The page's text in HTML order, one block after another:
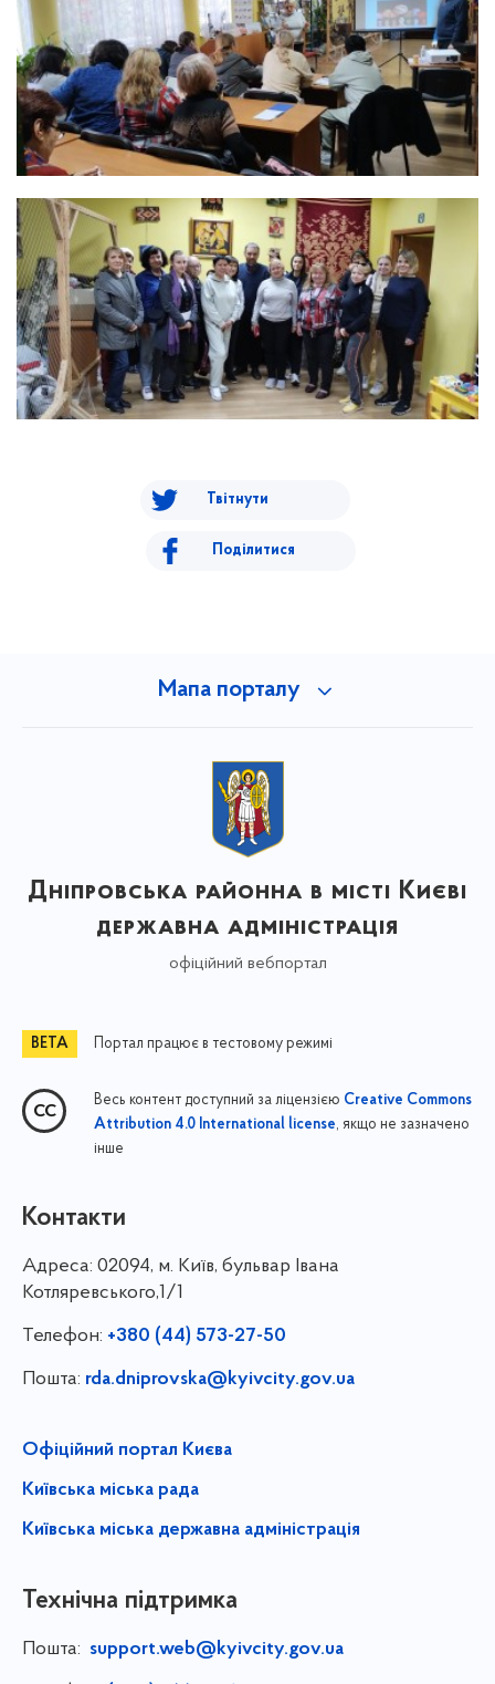
Твітнути
Поділитися
Мапа порталу
Дніпровська районна в місті Києві
державна адміністрація
офіційний вебпортал
Портал працює в тестовому режимі
Весь контент доступний за ліцензією Creative Commons
Attribution 4.0 International license, якщо не зазначено
інше
Контакти
Адреса: 02094, м. Київ, бульвар Івана
Котляревського,1/1
Телефон: +380 (44) 573-27-50
Пошта: rda.dniprovska@kyivcity.gov.ua
Офіційний портал Києва
Київська міська рада
Київська міська державна адміністрація
Технічна підтримка
Пошта: support.web@kyivcity.gov.ua